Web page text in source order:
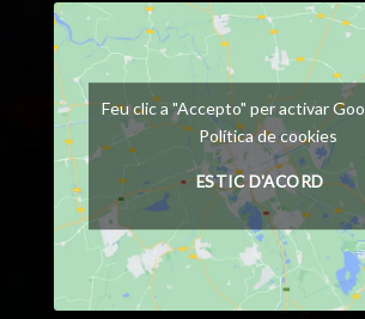
Feu clic a "Accepto" per activar
Política de cookies
ESTIC D'ACORD